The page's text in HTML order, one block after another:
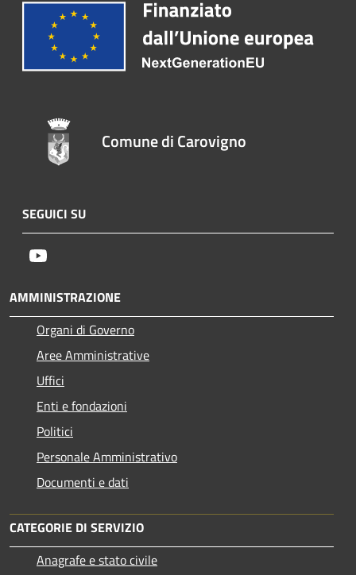
Comune di Carovigno
SEGUICI SU
AMMINISTRAZIONE
Organi di Governo
Aree Amministrative
Uffici
Enti e fondazioni
Politici
Personale Amministrativo
Documenti e dati
CATEGORIE DI SERVIZIO
Anagrafe e stato civile